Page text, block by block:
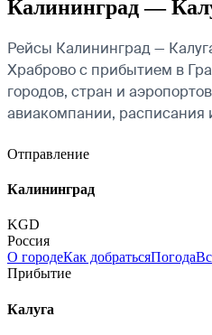
Калининград —
Рейсы Калининград —
Храброво с прибытием в
городов, стран и
авиакомпании, расписания
Отправление
Калининград
KGD
Россия
О городеКак добратьсяПогода
Прибытие
Калуга